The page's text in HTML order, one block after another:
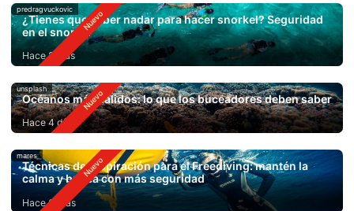
predragvuckovic
¿Tienes que saber nadar para hacer snorkel? Seguridad
en el snorkel
Hace 2 días
unsplash
Océanos más cálidos: lo que los buceadores deben saber
Hace 4 días
mares
Técnicas de respiración para el Freediving: mantén la
calma y bucea con más seguridad
Hace 6 días